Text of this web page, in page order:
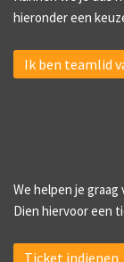
hieronder een
Ik ben teamlid
We helpen je graag
Dien hiervoor een
Ticket indienen